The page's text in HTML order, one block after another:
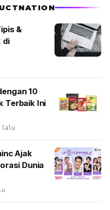
&
di
10
Terbaik Ini
lalu
Ajak
Dunia